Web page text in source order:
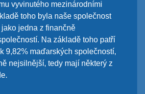
vyvinutého mezinárodními
toho byla naše společnost
jedna z finančně
Na základě toho patří
9,82% maďarských společností,
nejsilnější, tedy mají některý z